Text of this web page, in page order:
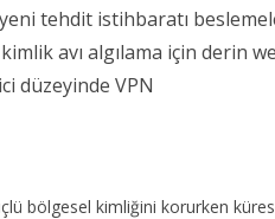
tehdit istihbaratı
avı algılama için derin
düzeyinde VPN
bölgesel kimliğini korurken